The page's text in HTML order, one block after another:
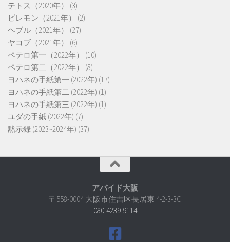
テトス（2020年）
(3)
ピレモン（2021年）
(2)
ヘブル（2021年）
(27)
ヤコブ（2021年）
(6)
ペテロ第一（2022年）
(10)
ペテロ第二（2022年）
(8)
ヨハネの手紙第一 (2022年) (17)
ヨハネの手紙第二 (2022年) (1)
ヨハネの手紙第三 (2022年) (1)
ユダの手紙 (2022年) (7)
黙示録 (2023~2024年) (37)
アバイド大阪
〒558-0004 大阪市住吉区長居東 4-2-3-3C
080-4239-9114